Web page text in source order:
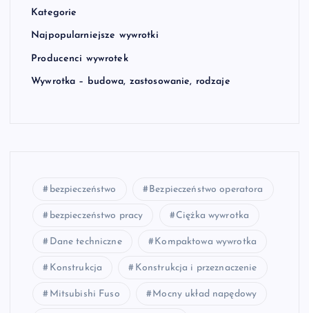
Kategorie
Najpopularniejsze wywrotki
Producenci wywrotek
Wywrotka – budowa, zastosowanie, rodzaje
bezpieczeństwo Bezpieczeństwo operatora
bezpieczeństwo pracy Ciężka wywrotka
Dane techniczne Kompaktowa wywrotka
Konstrukcja Konstrukcja i przeznaczenie
Mitsubishi Fuso Mocny układ napędowy